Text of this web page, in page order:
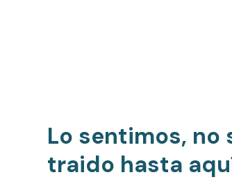
Lo sentimos, no
traido hasta